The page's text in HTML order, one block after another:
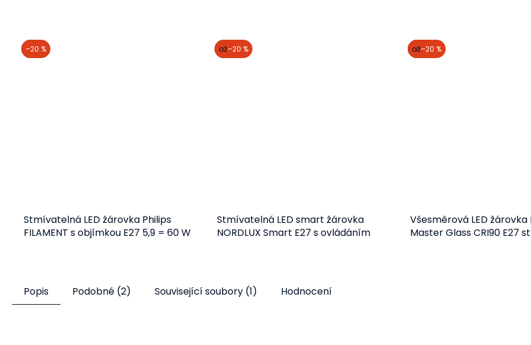
akce
–20 %
Stmívatelná LED žárovka Philips
FILAMENT s objímkou E27 5,9 = 60 W
106 Kč
akce
až–20 %
Stmívatelná LED smart žárovka
NORDLUX Smart E27 s ovládáním
od192 Kč
akce
až–20 %
Všesměrová LED žárovka
Master Glass CRI90 E27
Popis
Podobné (2) Související soubory (1) Hodnocení